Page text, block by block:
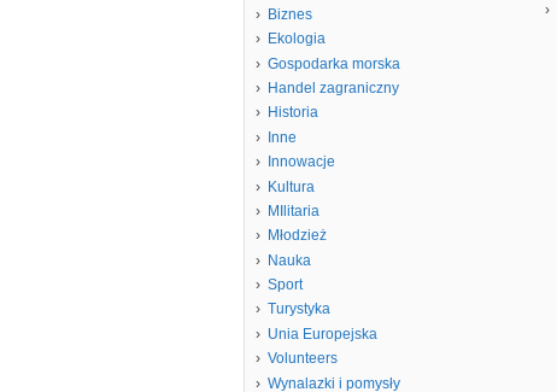
Biznes
Ekologia
Gospodarka morska
Handel zagraniczny
Historia
Inne
Innowacje
Kultura
MIlitaria
Młodzież
Nauka
Sport
Turystyka
Unia Europejska
Volunteers
Wynalazki i pomysły